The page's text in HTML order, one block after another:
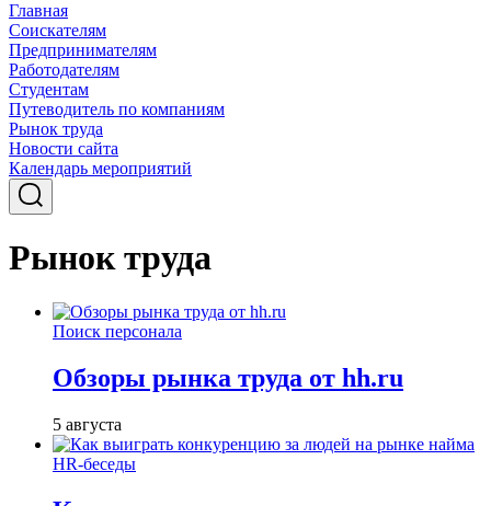
Главная
Соискателям
Предпринимателям
Работодателям
Студентам
Путеводитель по компаниям
Рынок труда
Новости сайта
Календарь мероприятий
Рынок труда
Поиск персонала
Обзоры рынка труда от hh.ru
5 августа
HR-беседы